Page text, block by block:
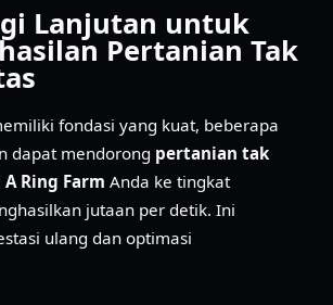
Lanjutan untuk
Pertanian Tak
fondasi yang kuat, beberapa
dapat mendorong pertanian tak
Ring Farm Anda ke tingkat
jutaan per detik. Ini
ulang dan optimasi